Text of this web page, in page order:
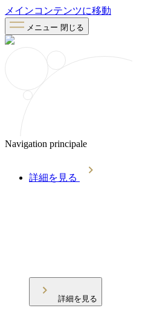
メインコンテンツに移動
メニュー 閉じる
Navigation principale
詳細を見る
詳細を見る